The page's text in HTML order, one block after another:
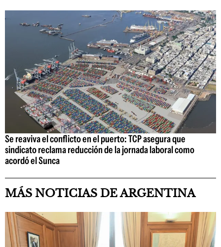
Se reaviva el conflicto en el puerto: TCP asegura que
sindicato reclama reducción de la jornada laboral como
acordó el Sunca
MÁS NOTICIAS DE ARGENTINA